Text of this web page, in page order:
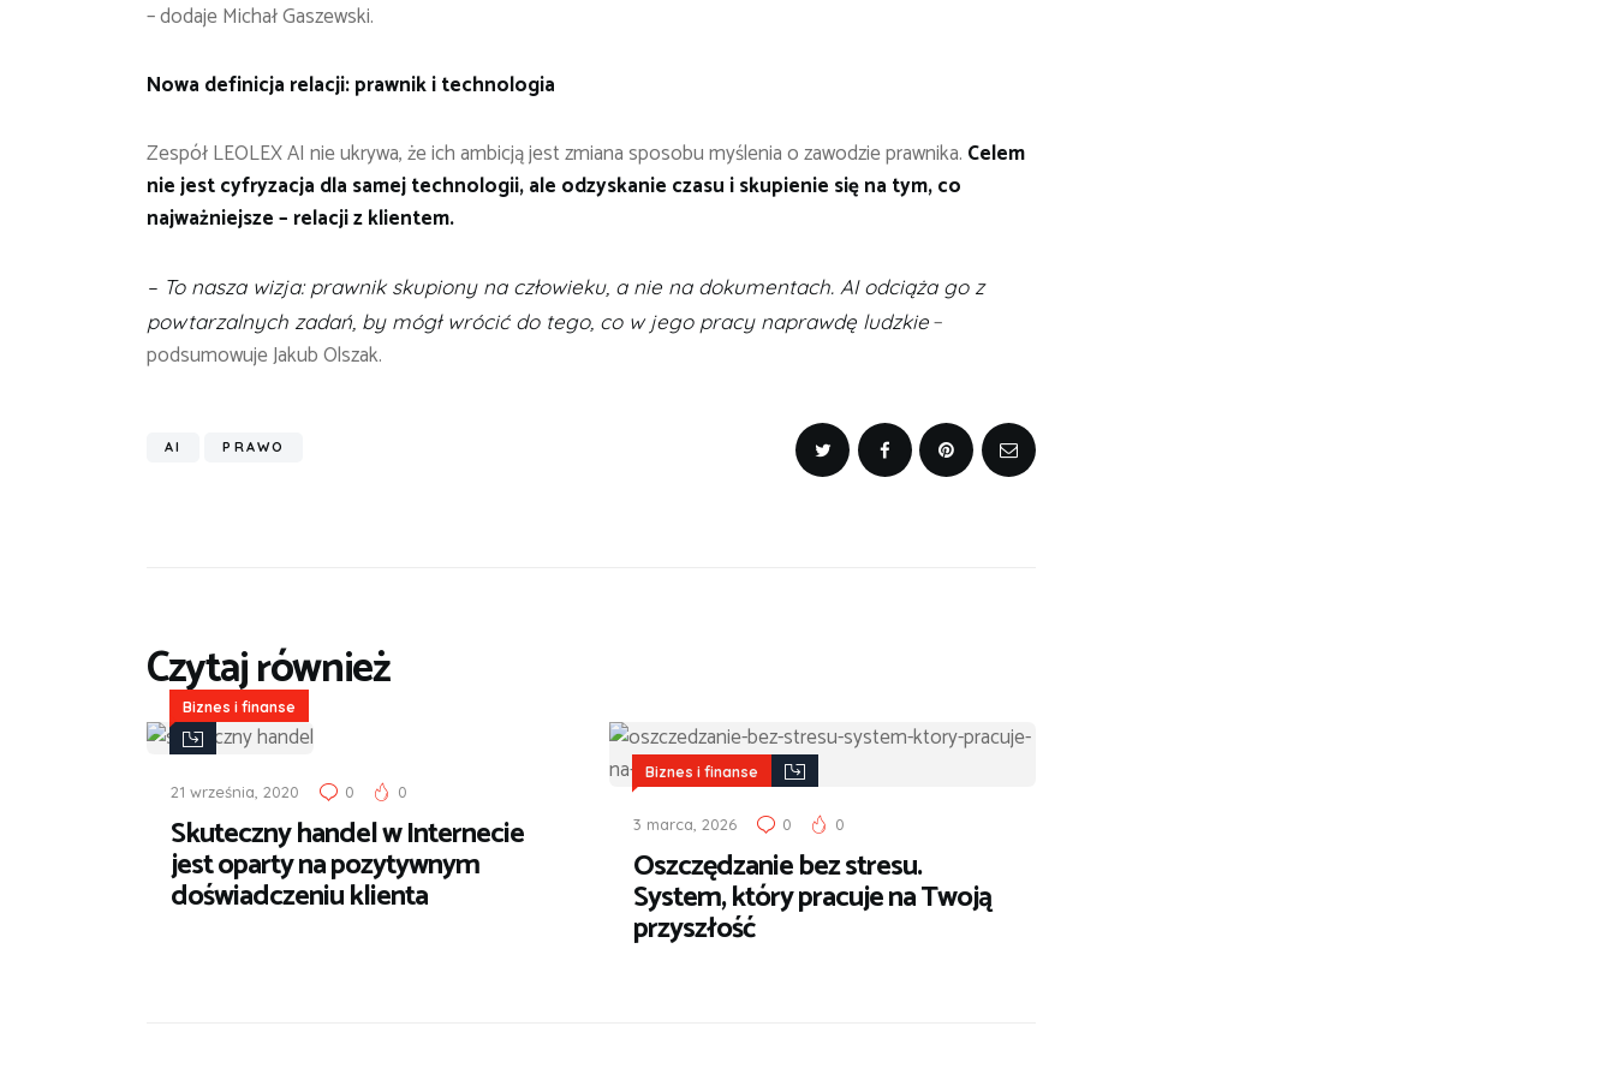
– dodaje Michał Gaszewski.
Nowa definicja relacji: prawnik i technologia
Zespół LEOLEX AI nie ukrywa, że ich ambicją jest zmiana sposobu myślenia o zawodzie prawnika. Celem
nie jest cyfryzacja dla samej technologii, ale odzyskanie czasu i skupienie się na tym, co
najważniejsze – relacji z klientem.
– To nasza wizja: prawnik skupiony na człowieku, a nie na dokumentach. AI odciąża go z
powtarzalnych zadań, by mógł wrócić do tego, co w jego pracy naprawdę ludzkie–
podsumowuje Jakub Olszak.
AI PRAWO
Czytaj również
Biznes i finanse
21 września, 2020 0 0
Skuteczny handel w Internecie
jest oparty na pozytywnym
doświadczeniu klienta
Biznes i finanse
3 marca, 2026 0 0
Oszczędzanie bez stresu.
System, który pracuje na Twoją
przyszłość